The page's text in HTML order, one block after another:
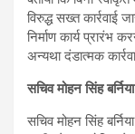
विरुद्ध सख्त कार्रवाई
निर्माण कार्य प्रारंभ
अन्यथा दंडात्मक
सचिव मोहन सिंह
सचिव मोहन सिंह